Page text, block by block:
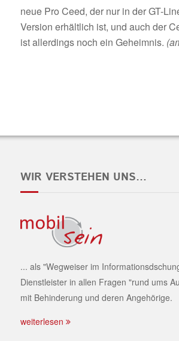
neue Pro Ceed, der nur in der GT-
Version erhältlich ist, und auch der
ist allerdings noch ein Geheimnis.
WIR VERSTEHEN UNS…
... als "Wegweiser im
Dienstleister in allen Fragen "rund ums
mit Behinderung und deren Angehörige.
weiterlesen